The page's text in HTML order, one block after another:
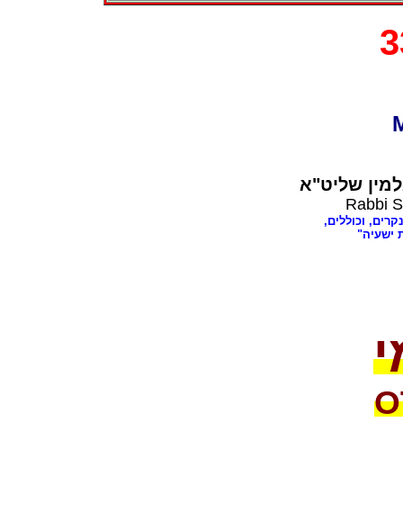
שליט"א
Rabbi
וכוללים,
ישעיה"